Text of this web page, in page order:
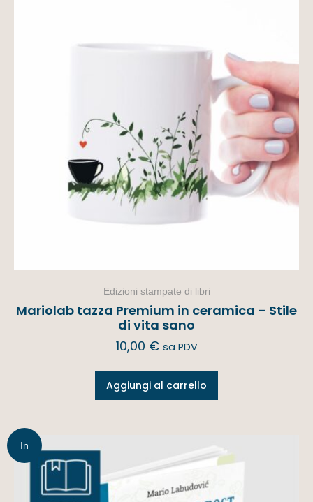
Edizioni stampate di libri
Mariolab tazza Premium in ceramica – Stile
di vita sano
10,00 € sa PDV
Aggiungi al carrello
In